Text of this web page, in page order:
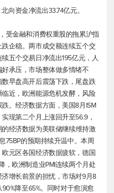
向资金净流出33.74亿元。
受金融和消费权重股的拖累沪指
企稳。两市成交额连续五个交
五个交易日净流出195亿元，人
承压，市场整体做多情绪不
早盘高开后震荡下跌，尾盘跌
近，欧洲能源危机发酵，风险
。经济数据方面，美国8月ISM
现第二个月上涨回升至56.9，
经济数据为美联储继续维持激
75BP的预期持续升温中。本周
元区各国经济数据疲软，德国
，欧洲制造业PMI连续两个月处
增长前景的担忧，市场对9月8
降至65%。同时对于愈演愈